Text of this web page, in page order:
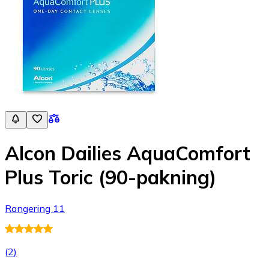
Alcon Dailies AquaComfort
Plus Toric (90-pakning)
Rangering 11
(2)